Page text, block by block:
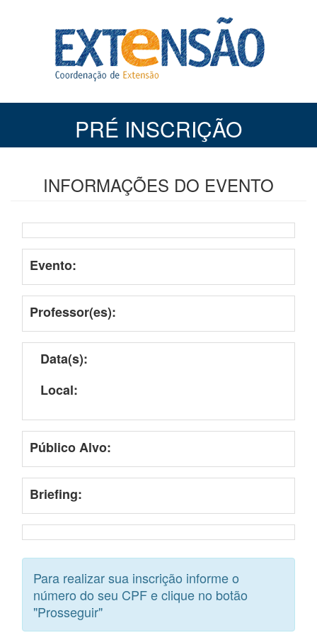
PRÉ INSCRIÇÃO
INFORMAÇÕES DO EVENTO
Evento:
Professor(es):
Data(s):
Local:
Público Alvo:
Briefing:
Para realizar sua inscrição informe o
número do seu CPF e clique no botão
"Prosseguir"